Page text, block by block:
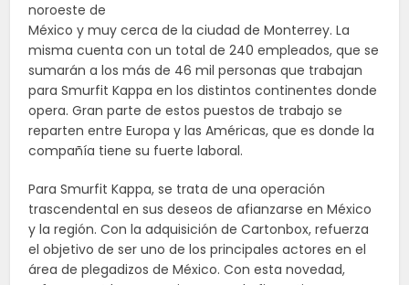
noroeste de
México y muy cerca de la ciudad de Monterrey. La
misma cuenta con un total de 240 empleados, que se
sumarán a los más de 46 mil personas que trabajan
para Smurfit Kappa en los distintos continentes donde
opera. Gran parte de estos puestos de trabajo se
reparten entre Europa y las Américas, que es donde la
compañía tiene su fuerte laboral.
Para Smurfit Kappa, se trata de una operación
trascendental en sus deseos de afianzarse en México
y la región. Con la adquisición de Cartonbox, refuerza
el objetivo de ser uno de los principales actores en el
área de plegadizos de México. Con esta novedad,